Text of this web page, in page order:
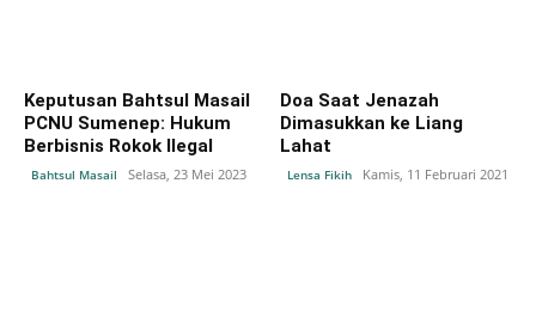
Keputusan Bahtsul Masail
PCNU Sumenep: Hukum
Berbisnis Rokok Ilegal
Bahtsul Masail Selasa, 23 Mei 2023
Doa Saat Jenazah
Dimasukkan ke Liang
Lahat
Lensa Fikih Kamis, 11 Februari 2021